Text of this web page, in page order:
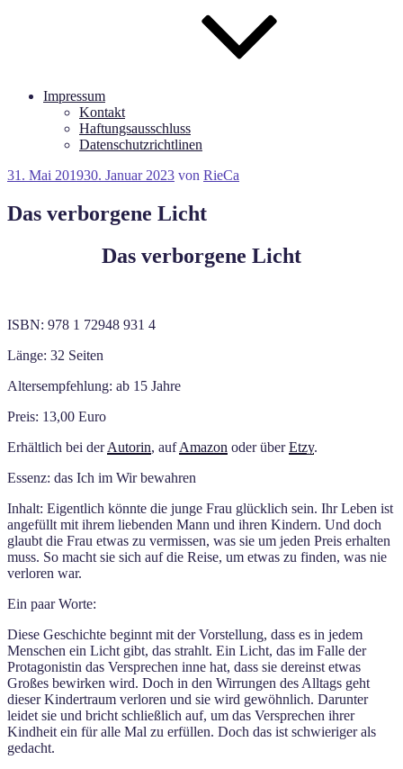
Impressum
Kontakt
Haftungsausschluss
Datenschutzrichtlinen
Veröffentlicht
31. Mai 201930. Januar 2023 von RieCa
Das verborgene Licht
Das verborgene Licht
ISBN: 978 1 72948 931 4
Länge: 32 Seiten
Altersempfehlung: ab 15 Jahre
Preis: 13,00 Euro
Erhältlich bei derAutorin, aufAmazon oder überEtzy.
Essenz: das Ich im Wir bewahren
Inhalt: Eigentlich könnte die junge Frau glücklich sein. Ihr Leben ist
angefüllt mit ihrem liebenden Mann und ihren Kindern. Und doch
glaubt die Frau etwas zu vermissen, was sie um jeden Preis erhalten
muss. So macht sie sich auf die Reise, um etwas zu finden, was nie
verloren war.
Ein paar Worte:
Diese Geschichte beginnt mit der Vorstellung, dass es in jedem
Menschen ein Licht gibt, das strahlt. Ein Licht, das im Falle der
Protagonistin das Versprechen inne hat, dass sie dereinst etwas
Großes bewirken wird. Doch in den Wirrungen des Alltags geht
dieser Kindertraum verloren und sie wird gewöhnlich. Darunter
leidet sie und bricht schließlich auf, um das Versprechen ihrer
Kindheit ein für alle Mal zu erfüllen. Doch das ist schwieriger als
gedacht.